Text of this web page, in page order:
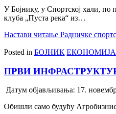
У Бојнику, у Спортској хали, по
клуба „Пуста река“ из…
Настави читање Радничке
Posted in БОЈНИК ЕКОНОМИЈА
ПРВИ
Датум објављивања: 17.
Обишли само будућу